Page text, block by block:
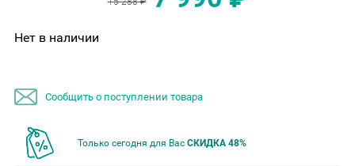
Нет в наличии
Сообщить о поступлении товара
Только сегодня для Вас СКИДКА 48%